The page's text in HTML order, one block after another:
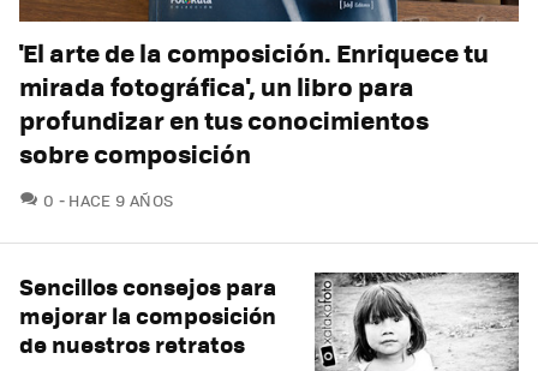
'El arte de la composición. Enriquece tu
mirada fotográfica', un libro para
profundizar en tus conocimientos
sobre composición
0 COMENTARIOS
HACE 9 AÑOS
Sencillos consejos para
mejorar la composición
de nuestros retratos